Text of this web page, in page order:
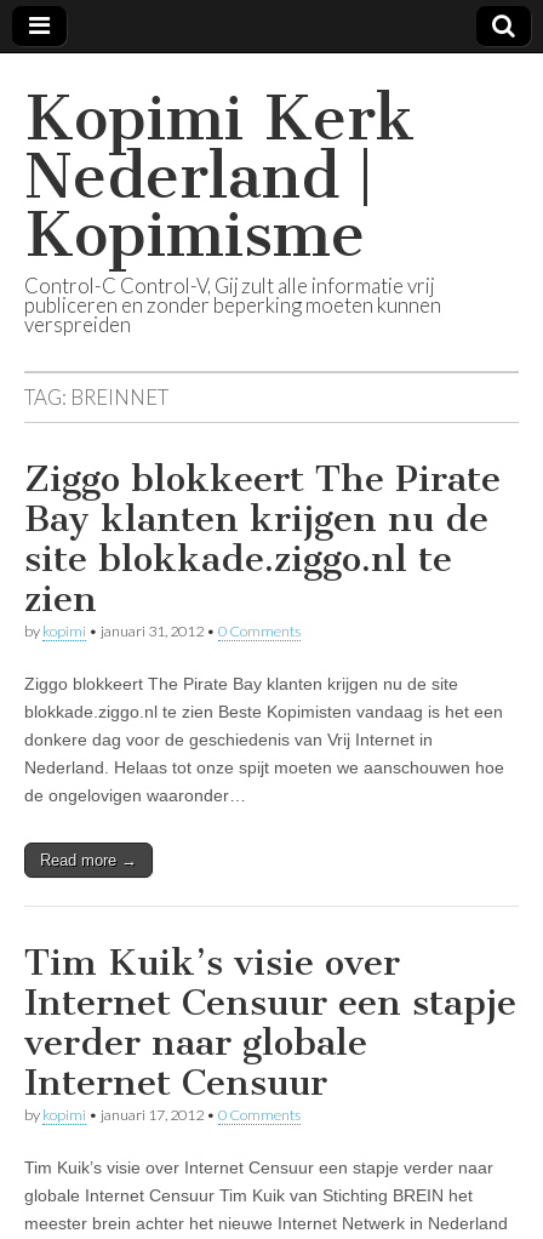
Kopimi Kerk
Nederland |
Kopimisme
Control-C Control-V, Gij zult alle informatie vrij
publiceren en zonder beperking moeten kunnen
verspreiden
TAG: BREINNET
Ziggo blokkeert The Pirate
Bay klanten krijgen nu de
site blokkade.ziggo.nl te
zien
by kopimi • januari 31, 2012 • 0 Comments
Ziggo blokkeert The Pirate Bay klanten krijgen nu de site
blokkade.ziggo.nl te zien Beste Kopimisten vandaag is het een
donkere dag voor de geschiedenis van Vrij Internet in
Nederland. Helaas tot onze spijt moeten we aanschouwen hoe
de ongelovigen waaronder…
Read more →
Tim Kuik’s visie over
Internet Censuur een stapje
verder naar globale
Internet Censuur
by kopimi • januari 17, 2012 • 0 Comments
Tim Kuik’s visie over Internet Censuur een stapje verder naar
globale Internet Censuur Tim Kuik van Stichting BREIN het
meester brein achter het nieuwe Internet Netwerk in Nederland